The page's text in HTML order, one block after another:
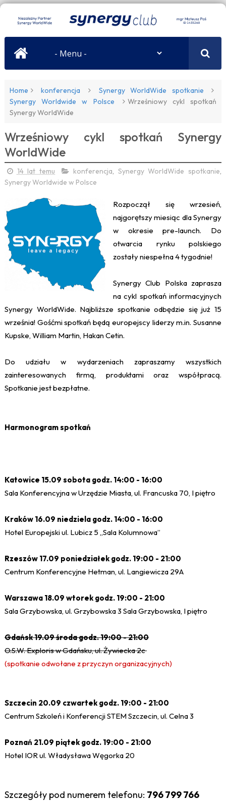
Home konferencja
Synergy WorldWide spotkanie
Synergy Worldwide w Polsce
Wrześniowy cykl spotkań
Synergy WorldWide
Wrześniowy cykl spotkań Synergy
WorldWide
14 lat temu konferencja, Synergy WorldWide spotkanie,
Synergy Worldwide w Polsce
Rozpoczął się wrzesień,
najgorętszy miesiąc dla Synergy
w okresie pre-launch. Do
otwarcia rynku polskiego
zostały niespełna 4 tygodnie!
Synergy Club Polska zaprasza
na cykl spotkań informacyjnych
Synergy WorldWide. Najbliższe spotkanie odbędzie się już 15
września! Gośćmi spotkań będą europejscy liderzy m.in. Susanne
Kupske, William Martin, Hakan Cetin.
Do udziału w wydarzeniach zapraszamy wszystkich
zainteresowanych firmą, produktami oraz współpracą.
Spotkanie jest bezpłatne.
Harmonogram spotkań
Katowice 15.09 sobota godz. 14:00 - 16:00
Sala Konferencyjna w Urzędzie Miasta, ul. Francuska 70, I piętro
Kraków 16.09 niedziela godz. 14:00 - 16:00
Hotel Europejski ul. Lubicz 5 „Sala Kolumnowa”
Rzeszów 17.09 poniedziałek godz. 19:00 - 21:00
Centrum Konferencyjne Hetman, ul. Langiewicza 29A
Warszawa 18.09 wtorek godz. 19:00 - 21:00
Sala Grzybowska, ul. Grzybowska 3 Sala Grzybowska, I piętro
Gdańsk 19.09 środa godz. 19:00 - 21:00
O.S.W. Exploris w Gdańsku, ul. Żywiecka 2c
(spotkanie odwołane z przyczyn organizacyjnych)
Szczecin 20.09 czwartek godz. 19:00 - 21:00
Centrum Szkoleń i Konferencji STEM Szczecin, ul. Celna 3
Poznań 21.09 piątek godz. 19:00 - 21:00
Hotel IOR ul. Władysława Węgorka 20
Szczegóły pod numerem telefonu: 796 799 766